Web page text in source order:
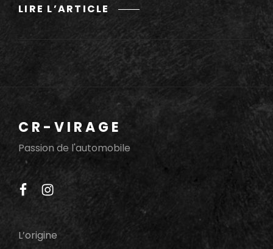
LIRE L’ARTICLE
FERRARI
RACING
DAYS
PAUL
RICARD
2015:
VENDREDI
CR-VIRAGE
Passion de l'automobile
facebook
instagram
L’origine